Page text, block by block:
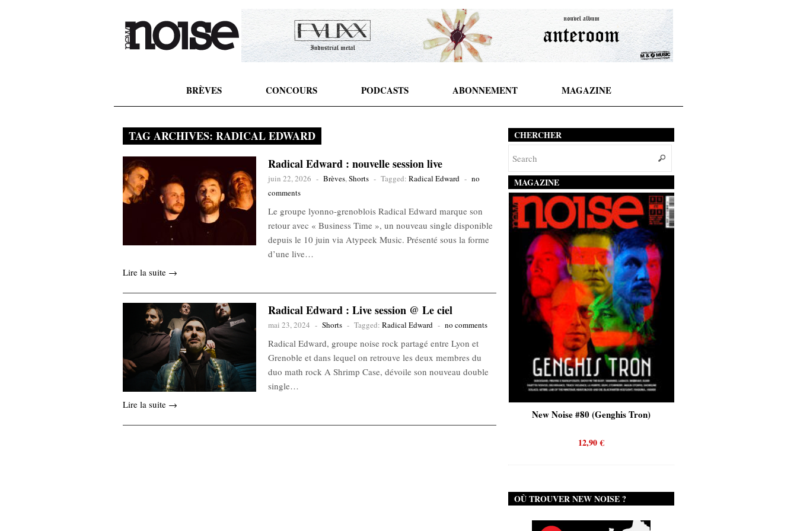
BRÈVES CONCOURS PODCASTS ABONNEMENT MAGAZINE
TAG ARCHIVES: RADICAL EDWARD
Radical Edward : nouvelle session live
juin 22, 2026 - Brèves,Shorts - Tagged: Radical Edward - no
comments
Le groupe lyonno-grenoblois Radical Edward marque son
retour avec « Business Time », un nouveau single disponible
depuis le 10 juin via Atypeek Music. Présenté sous la forme
d’une live…
Lire la suite →
Radical Edward : Live session @ Le ciel
mai 23, 2024 - Shorts - Tagged: Radical Edward - no comments
Radical Edward, groupe noise rock partagé entre Lyon et
Grenoble et dans lequel on retrouve les deux membres du
duo math rock A Shrimp Case, dévoile son nouveau double
single…
Lire la suite →
CHERCHER
MAGAZINE
New Noise #80 (Genghis Tron)
12,90€
OÙ TROUVER NEW NOISE ?